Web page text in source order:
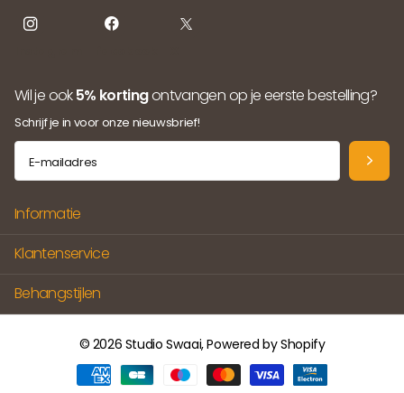
Wil je ook5% kortingontvangen op je eerste bestelling?
Schrijf je in voor onze nieuwsbrief!
Informatie
Klantenservice
Behangstijlen
© 2026 Studio Swaai, Powered by Shopify